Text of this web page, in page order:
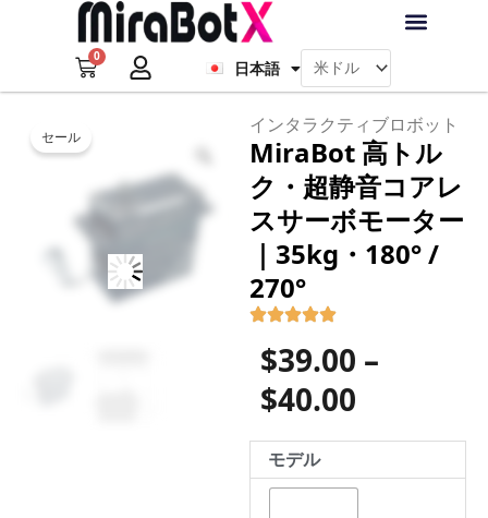
ス
0
Cart 日本語
Français
Deutsch
セール Zoom
インタラクティブロボット
MiraBot 高トル
ク・超静音コアレ
スサーボモーター
｜35kg・180° /
270°
$39.00 –
$40.00
価
格
帯:
$39.00
モデル
MiraBot
高